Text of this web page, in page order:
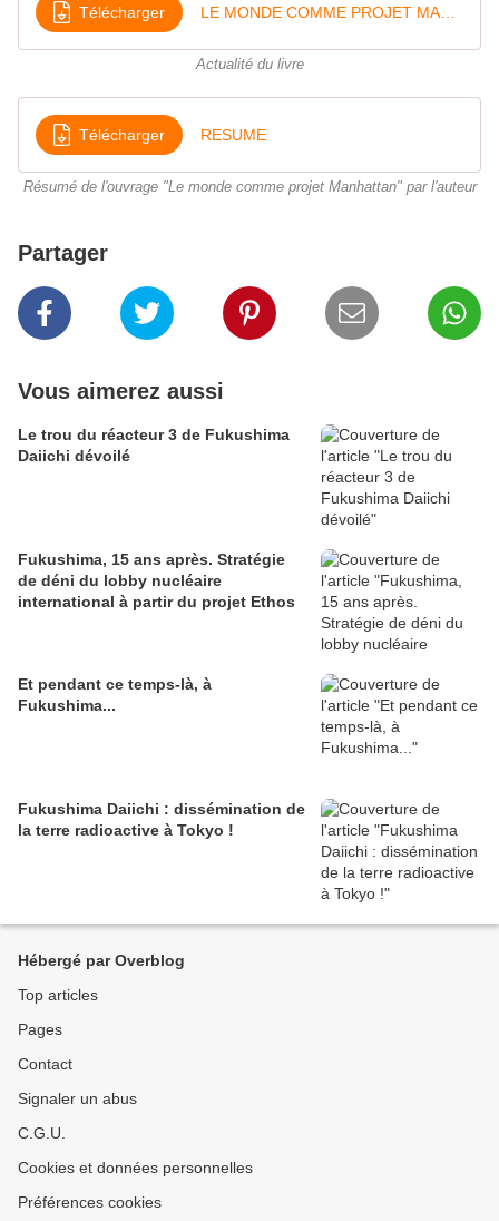
Télécharger
Actualité du livre
Télécharger RESUME
Résumé de l'ouvrage "Le monde comme projet Manhattan" par l'auteur
Partager
Vous aimerez aussi
Le trou du réacteur 3 de Fukushima
Daiichi dévoilé
Fukushima, 15 ans après. Stratégie
de déni du lobby nucléaire
international à partir du projet Ethos
Et pendant ce temps-là, à
Fukushima...
Fukushima Daiichi : dissémination de
la terre radioactive à Tokyo !
Hébergé par Overblog
Top articles
Pages
Contact
Signaler un abus
C.G.U.
Cookies et données personnelles
Préférences cookies